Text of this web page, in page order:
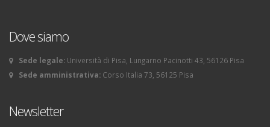
Dove siamo
Sede legale: Università di Pisa, Lungarno Pacinotti 43, 56126 Pisa
Sede amministrativa: Corso Italia 73, 56125 Pisa
Newsletter